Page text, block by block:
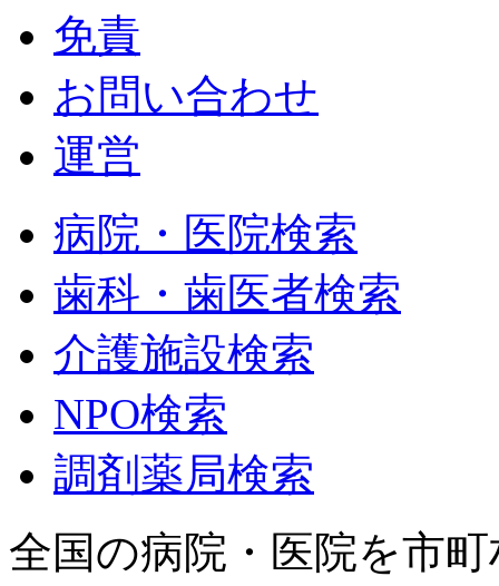
免責
お問い合わせ
運営
病院・医院検索
歯科・歯医者検索
介護施設検索
NPO検索
調剤薬局検索
全国の病院・医院を市